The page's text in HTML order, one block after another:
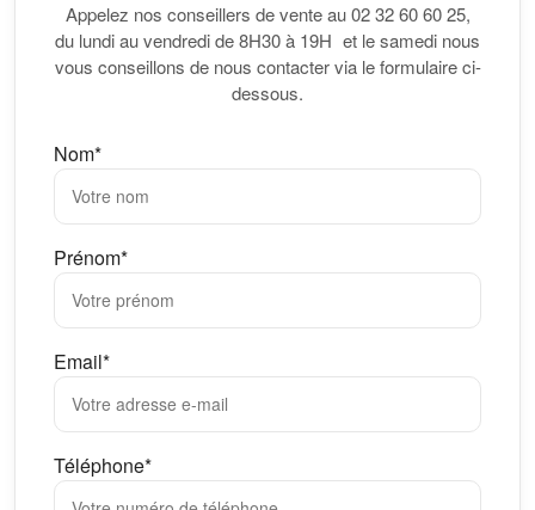
Appelez nos conseillers de vente au 02 32 60 60 25,
du lundi au vendredi de 8H30 à 19H et le samedi nous
vous conseillons de nous contacter via le formulaire ci-
dessous.
Nom*
Prénom*
Email*
Téléphone*